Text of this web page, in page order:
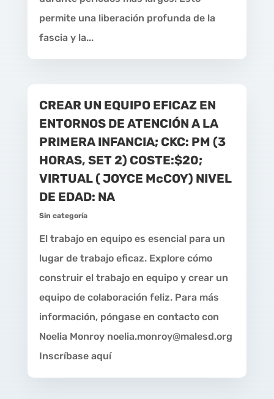
permite una liberación profunda de la
fascia y la...
CREAR UN EQUIPO EFICAZ EN
ENTORNOS DE ATENCIÓN A LA
PRIMERA INFANCIA; CKC: PM (3
HORAS, SET 2) COSTE:$20;
VIRTUAL ( JOYCE McCOY) NIVEL
DE EDAD: NA
Sin categoría
El trabajo en equipo es esencial para un
lugar de trabajo eficaz. Explore cómo
construir el trabajo en equipo y crear un
equipo de colaboración feliz. Para más
información, póngase en contacto con
Noelia Monroy noelia.monroy@malesd.org
Inscríbase aquí